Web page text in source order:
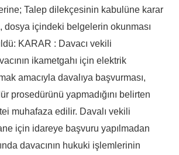
Talep dilekçesinin kabulüne karar
dosya içindeki belgelerin okunması
KARAR : Davacı vekili
ikametgahı için elektrik
amacıyla davalıya başvurması,
prosedürünü yapmadığını belirten
muhafaza edilir. Davalı vekili
için idareye başvuru yapılmadan
davacının hukuki işlemlerinin